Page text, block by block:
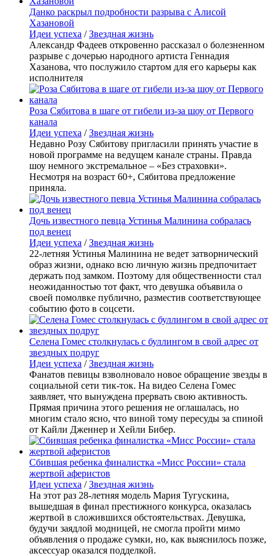
Данко раскрыл подробности разрыва с Алисой
Хазановой
Идеи успеха /Звездная жизнь
Александр Фадеев откровенно рассказал о болезненном
разрыве с дочерью народного артиста Геннадия
Хазанова, что послужило стартом для его карьеры как
исполнителя
Роза Сябитова в шаге от гибели из-за шоу от Первого
канала
Идеи успеха /Звездная жизнь
Недавно Розу Сябитову пригласили принять участие в
новой программе на ведущем канале страны. Правда
шоу немного экстремальное – «Без страховки».
Несмотря на возраст 60+, Сябитова предложение
приняла.
Дочь известного певца Устинья Малинина собралась
под венец
Идеи успеха /Звездная жизнь
22-летняя Устинья Малинина не ведет затворнический
образ жизни, однако всю личную жизнь предпочитает
держать под замком. Поэтому для общественности стал
неожиданностью тот факт, что девушка объявила о
своей помолвке публично, разместив соответствующее
событию фото в соцсети.
Селена Гомес столкнулась с буллингом в свой адрес от
звездных подруг
Идеи успеха /Звездная жизнь
Фанатов певицы взволновало новое обращение звезды в
социальной сети тик-ток. На видео Селена Гомес
заявляет, что вынуждена прервать свою активность.
Прямая причина этого решения не оглашалась, но
многим стало ясно, что виной тому пересуды за спиной
от Кайли Дженнер и Хейли Бибер.
Сбившая ребенка финалистка «Мисс России» стала
жертвой аферистов
Идеи успеха /Звездная жизнь
На этот раз 28-летняя модель Мария Тугускина,
вышедшая в финал престижного конкурса, оказалась
жертвой в сложившихся обстоятельствах. Девушка,
будучи заядлой модницей, не смогла пройти мимо
объявления о продаже сумки, но, как выяснилось позже,
аксессуар оказался подделкой.